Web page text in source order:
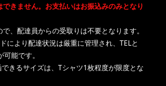
きません。お支払いはお振込みのみとなり
、配達員からの受取りは不要となります。
により配達状況は厳重に管理され、TELと
能です。
きるサイズは、Tシャツ1枚程度が限度とな